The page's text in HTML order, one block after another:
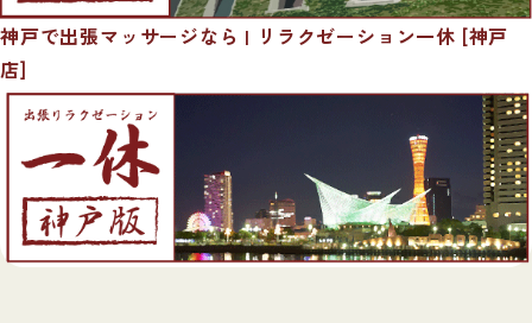
神戸で出張マッサージなら | リラクゼーション一休 [神戸
店]